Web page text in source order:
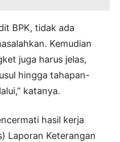
BPK, tidak ada
Kemudian
juga harus jelas,
hingga tahapan-
katanya.
hasil kerja
Laporan Keterangan